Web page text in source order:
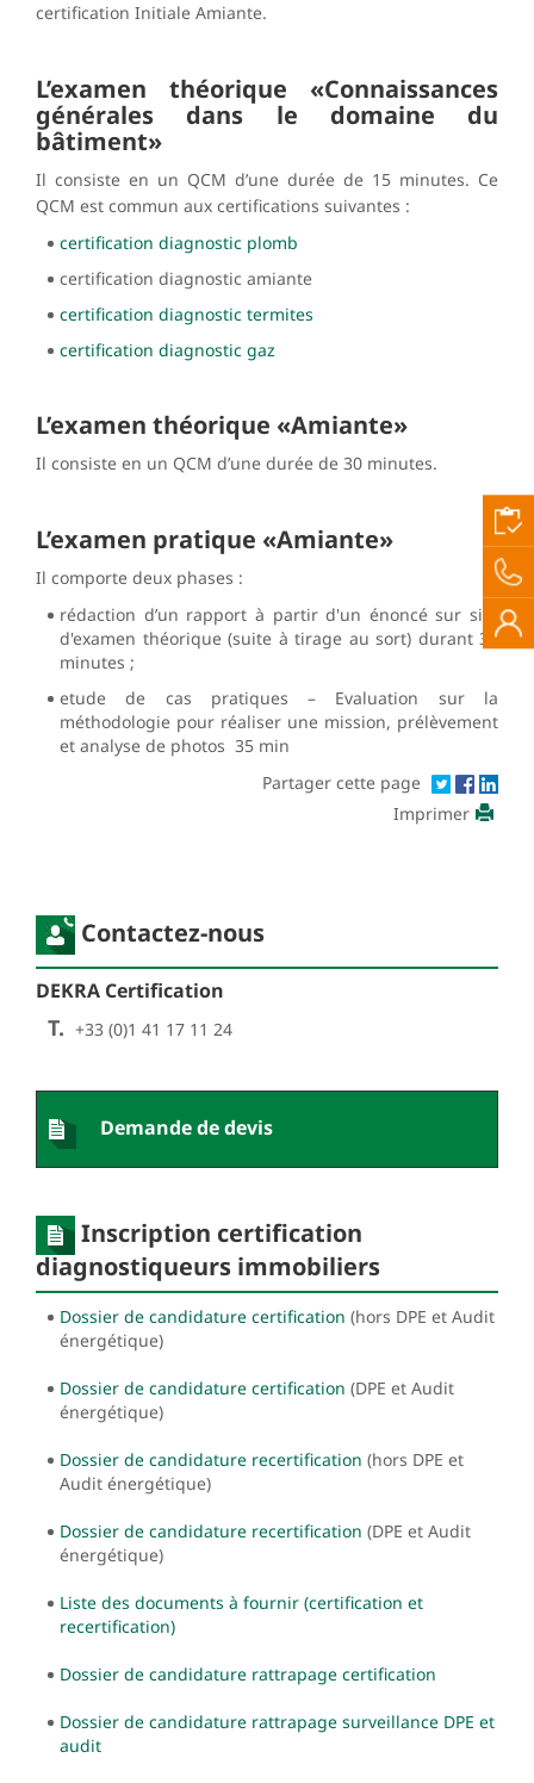
certification Initiale Amiante.
L’examen théorique «Connaissances
générales dans le domaine du
bâtiment»
Il consiste en un QCM d’une durée de 15 minutes. Ce
QCM est commun aux certifications suivantes :
certification diagnostic plomb
certification diagnostic amiante
certification diagnostic termites
certification diagnostic gaz
L’examen théorique «Amiante»
Il consiste en un QCM d’une durée de 30 minutes.
L’examen pratique «Amiante»
Il comporte deux phases :
rédaction d’un rapport à partir d'un énoncé sur site
d'examen théorique (suite à tirage au sort) durant 30
minutes ;
etude de cas pratiques – Evaluation sur la
méthodologie pour réaliser une mission, prélèvement
et analyse de photos 35 min
Partager cette page
Imprimer
Contactez-nous
DEKRA Certification
T. +33 (0)1 41 17 11 24
Demande de devis
Inscription certification
diagnostiqueurs immobiliers
Dossier de candidature certification (hors DPE et Audit
énergétique)
Dossier de candidature certification (DPE et Audit
énergétique)
Dossier de candidature recertification (hors DPE et
Audit énergétique)
Dossier de candidature recertification (DPE et Audit
énergétique)
Liste des documents à fournir (certification et
recertification)
Dossier de candidature rattrapage certification
Dossier de candidature rattrapage surveillance DPE et
audit